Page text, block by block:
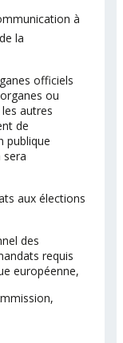
à
la
officiels
ou
autres
de
publique
aux élections
des
requis
européenne,